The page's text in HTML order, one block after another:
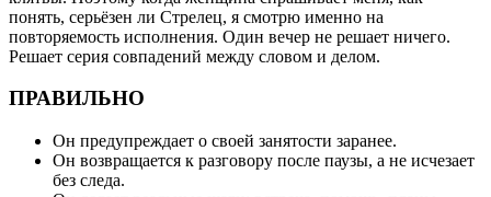
понять, серьёзен ли Стрелец, я смотрю именно на
повторяемость исполнения. Один вечер не решает ничего.
Решает серия совпадений между словом и делом.
ПРАВИЛЬНО
Он предупреждает о своей занятости заранее.
Он возвращается к разговору после паузы, а не исчезает
без следа.